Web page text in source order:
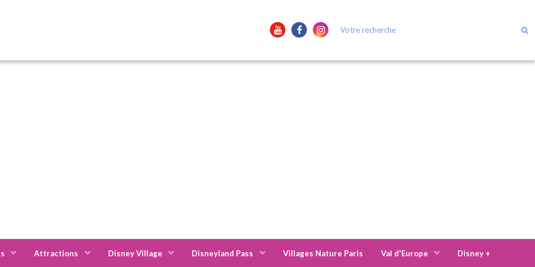
Attractions Disney Village Disneyland Pass Villages Nature Paris Val d'Europe Disney +
Radisson Blu